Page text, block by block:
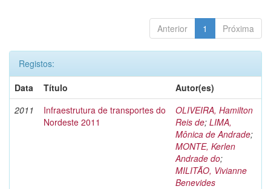
Anterior 1 Próxima
Registos:
Data
Título
Autor(es)
2011
Infraestrutura de transportes do
Nordeste 2011
OLIVEIRA, Hamilton
Reis de; LIMA,
Mônica de Andrade;
MONTE, Kerlen
Andrade do;
MILITÃO, Vivianne
Benevides